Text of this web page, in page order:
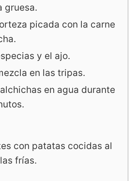
gruesa.
picada con la carne
y el ajo.
en las tripas.
en agua durante
con patatas cocidas al
frías.